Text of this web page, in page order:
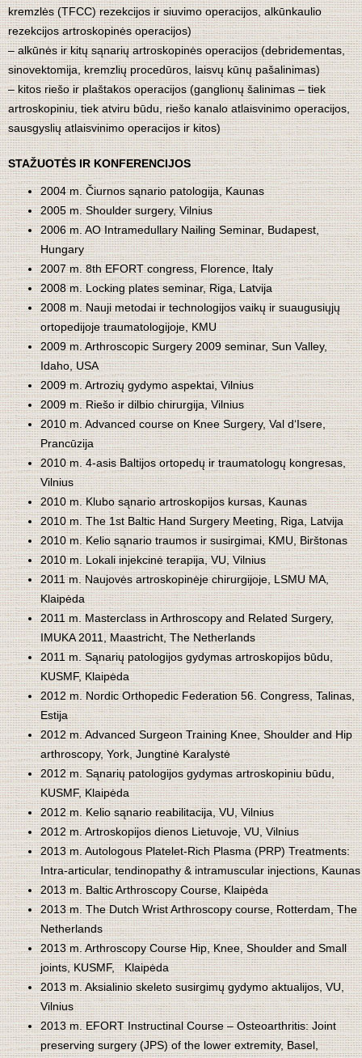
kremzlės (TFCC) rezekcijos ir siuvimo operacijos, alkūnkaulio
rezekcijos artroskopinės operacijos)
– alkūnės ir kitų sąnarių artroskopinės operacijos (debridementas,
sinovektomija, kremzlių procedūros, laisvų kūnų pašalinimas)
– kitos riešo ir plaštakos operacijos (ganglionų šalinimas – tiek
artroskopiniu, tiek atviru būdu, riešo kanalo atlaisvinimo operacijos,
sausgyslių atlaisvinimo operacijos ir kitos)
STAŽUOTĖS IR KONFERENCIJOS
2004 m. Čiurnos sąnario patologija, Kaunas
2005 m. Shoulder surgery, Vilnius
2006 m. AO Intramedullary Nailing Seminar, Budapest,
Hungary
2007 m. 8th EFORT congress, Florence, Italy
2008 m. Locking plates seminar, Riga, Latvija
2008 m. Nauji metodai ir technologijos vaikų ir suaugusiųjų
ortopedijoje traumatologijoje, KMU
2009 m. Arthroscopic Surgery 2009 seminar, Sun Valley,
Idaho, USA
2009 m. Artrozių gydymo aspektai, Vilnius
2009 m. Riešo ir dilbio chirurgija, Vilnius
2010 m. Advanced course on Knee Surgery, Val d‘Isere,
Prancūzija
2010 m. 4-asis Baltijos ortopedų ir traumatologų kongresas,
Vilnius
2010 m. Klubo sąnario artroskopijos kursas, Kaunas
2010 m. The 1st Baltic Hand Surgery Meeting, Riga, Latvija
2010 m. Kelio sąnario traumos ir susirgimai, KMU, Birštonas
2010 m. Lokali injekcinė terapija, VU, Vilnius
2011 m. Naujovės artroskopinėje chirurgijoje, LSMU MA,
Klaipėda
2011 m. Masterclass in Arthroscopy and Related Surgery,
IMUKA 2011, Maastricht, The Netherlands
2011 m. Sąnarių patologijos gydymas artroskopijos būdu,
KUSMF, Klaipėda
2012 m. Nordic Orthopedic Federation 56. Congress, Talinas,
Estija
2012 m. Advanced Surgeon Training Knee, Shoulder and Hip
arthroscopy, York, Jungtinė Karalystė
2012 m. Sąnarių patologijos gydymas artroskopiniu būdu,
KUSMF, Klaipėda
2012 m. Kelio sąnario reabilitacija, VU, Vilnius
2012 m. Artroskopijos dienos Lietuvoje, VU, Vilnius
2013 m. Autologous Platelet-Rich Plasma (PRP) Treatments:
Intra-articular, tendinopathy & intramuscular injections, Kaunas
2013 m. Baltic Arthroscopy Course, Klaipėda
2013 m. The Dutch Wrist Arthroscopy course, Rotterdam, The
Netherlands
2013 m. Arthroscopy Course Hip, Knee, Shoulder and Small
joints, KUSMF, Klaipėda
2013 m. Aksialinio skeleto susirgimų gydymo aktualijos, VU,
Vilnius
2013 m. EFORT Instructinal Course – Osteoarthritis: Joint
preserving surgery (JPS) of the lower extremity, Basel,